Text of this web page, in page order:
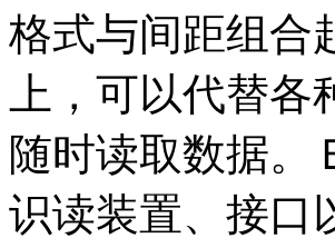
格式与间距组合
上，可以代替
随时读取数据。
识读装置、接口